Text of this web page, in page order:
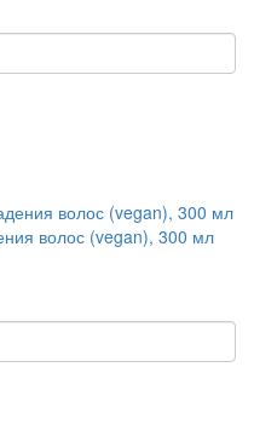
волос (vegan), 300 мл